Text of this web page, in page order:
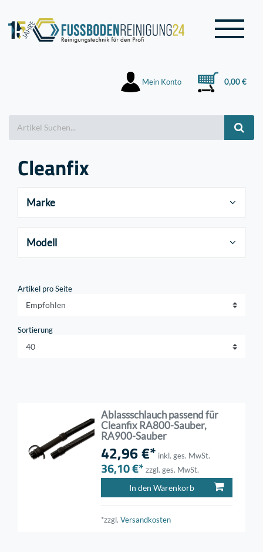
Mein Konto 0,00 €
Cleanfix
Marke
Modell
Artikel pro Seite
Sortierung
Ablassschlauch passend für
Cleanfix RA800-Sauber,
RA900-Sauber
42,96 €* inkl. ges. MwSt.
36,10 €* zzgl. ges. MwSt.
In den Warenkorb
*zzgl.Versandkosten